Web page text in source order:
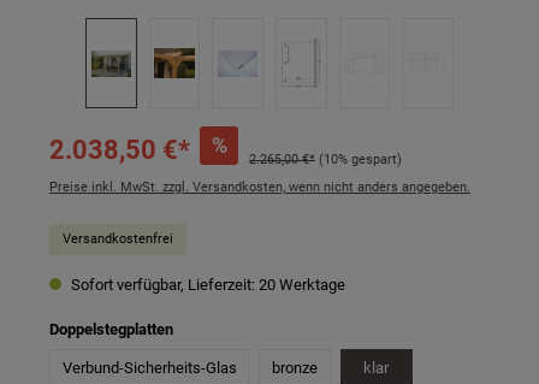
2.038,50 €* %
2.265,00 €* (10% gespart)
Preise inkl. MwSt. zzgl. Versandkosten, wenn nicht anders angegeben.
Versandkostenfrei
Sofort verfügbar, Lieferzeit: 20 Werktage
Doppelstegplattenauswählen
Verbund-Sicherheits-Glas bronze klar